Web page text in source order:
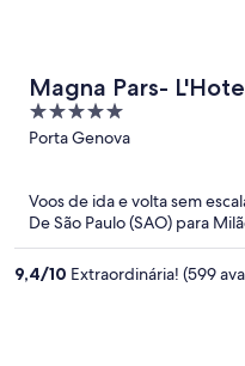
Magna Pars-
Small Luxury Hotels
World
5
out
5
Porta Genova
Voos de ida e volta sem
De São Paulo (SAO) para
9,4/10 Extraordinária! (599